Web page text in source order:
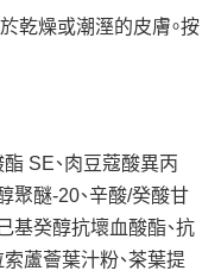
乾燥或潮溼的皮膚。按
酯 SE、肉豆蔻酸異丙
聚醚-20、辛酸/癸酸甘
基癸醇抗壞血酸酯、抗
索蘆薈葉汁粉、茶葉提